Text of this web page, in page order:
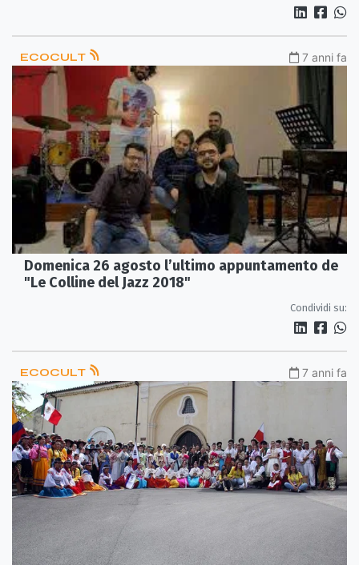
ECOCULT 7 anni fa
Domenica 26 agosto l’ultimo appuntamento de
"Le Colline del Jazz 2018"
Condividi su:
ECOCULT 7 anni fa